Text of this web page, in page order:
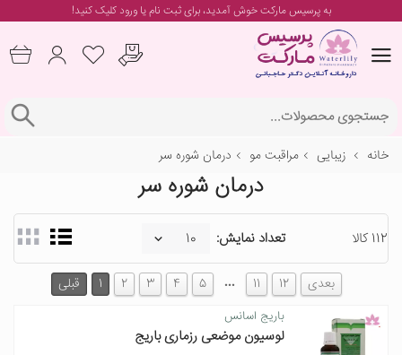
به پرسیس مارکت خوش آمدید، برایثبت نام یا ورودکلیک کنید!
خانه زیبایی مراقبت مو درمان شوره سر
درمان شوره سر
112 کالا تعداد نمایش:
قبلی 1 2 3 4 5 … 11 12 بعدی
باریج اسانس
لوسیون موضعی رزماری باریج